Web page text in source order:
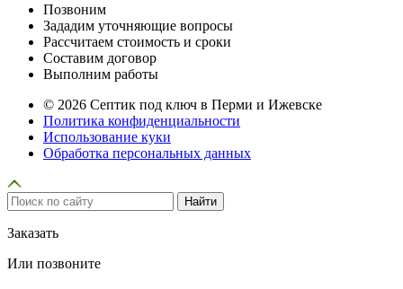
Позвоним
Зададим уточняющие вопросы
Рассчитаем стоимость и сроки
Составим договор
Выполним работы
© 2026 Септик под ключ в Перми и Ижевске
Политика конфиденциальности
Использование куки
Обработка персональных данных
Заказать
Или позвоните